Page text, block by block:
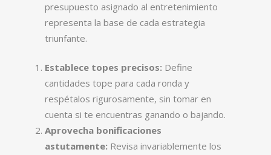
presupuesto asignado al entretenimiento
representa la base de cada estrategia
triunfante.
Establece topes precisos: Define
cantidades tope para cada ronda y
respétalos rigurosamente, sin tomar en
cuenta si te encuentras ganando o bajando.
Aprovecha bonificaciones
astutamente: Revisa invariablemente los